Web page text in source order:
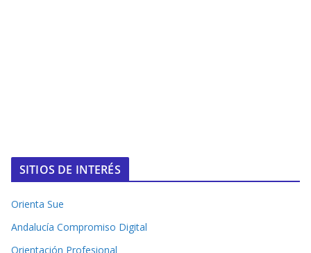
SITIOS DE INTERÉS
Orienta Sue
Andalucía Compromiso Digital
Orientación Profesional